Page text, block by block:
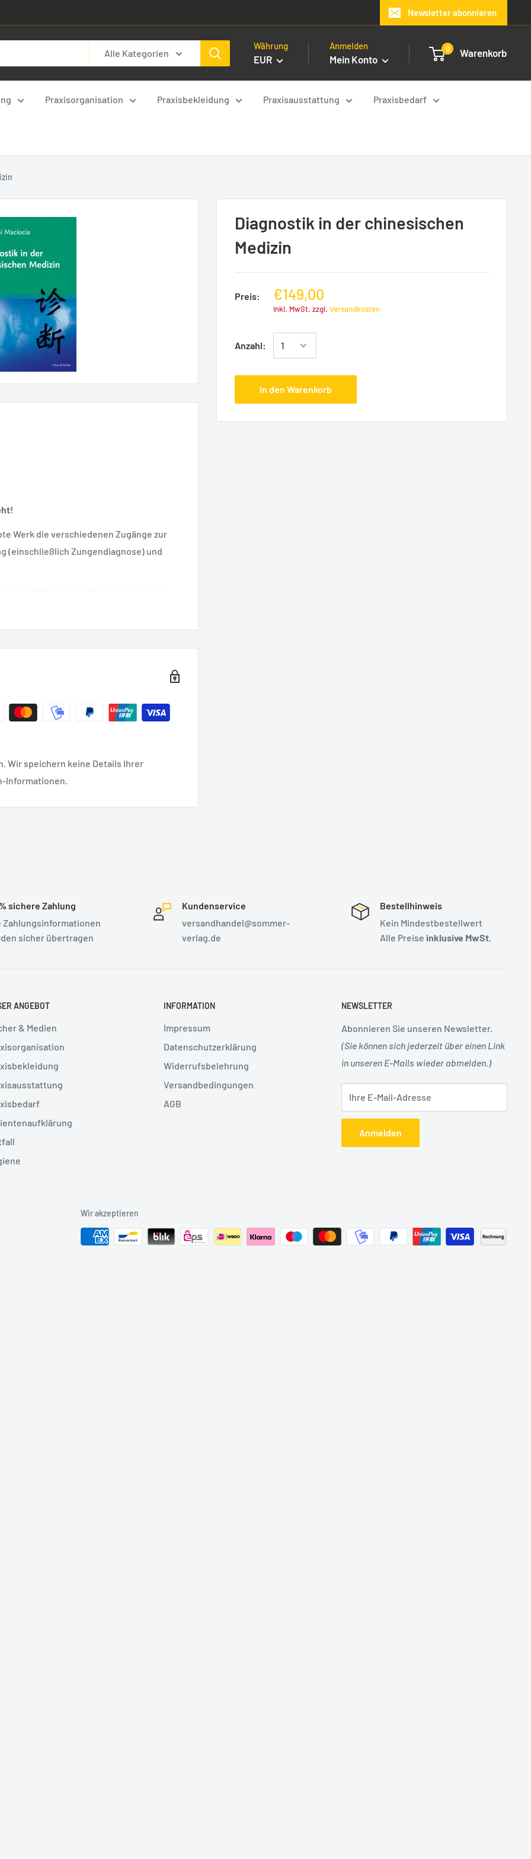
Newsletter abonnieren
Alle Kategorien
Währung
EUR
Anmelden
Mein Konto
0 Warenkorb
Praxisorganisation Praxisbekleidung Praxisausstattung Praxisbedarf
Diagnostik in der chinesischen
Medizin
Preis: €149,00
Inkl. MwSt. zzgl.Versandkosten
Anzahl:
In den Warenkorb
Werk die verschiedenen Zugänge zur
(einschließlich Zungendiagnose) und
Kontext ein.
Hinweise zu Therapieoptionen mit
veranschaulichen die
am Kapitelende
Kräutern
Wir speichern keine Details Ihrer
Informationen.
sichere Zahlung
Zahlungsinformationen
sicher übertragen
Kundenservice
versandhandel@sommer-
verlag.de
Bestellhinweis
Kein Mindestbestellwert
Alle Preise inklusive MwSt.
ANGEBOT
& Medien
INFORMATION
Impressum
Datenschutzerklärung
Widerrufsbelehrung
Versandbedingungen
AGB
NEWSLETTER
Abonnieren Sie unseren Newsletter.
(Sie können sich jederzeit über einen Link
in unseren E-Mails wieder abmelden.)
Ihre E-Mail-Adresse
Anmelden
Wir akzeptieren